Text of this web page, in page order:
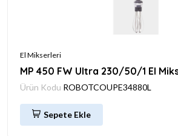
El Mikserleri
MP 450 FW Ultra 230/50/1 El
Ürün Kodu ROBOTCOUPE34880L
Sepete Ekle